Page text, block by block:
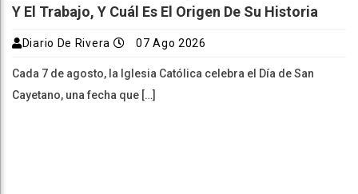
Y El Trabajo, Y Cuál Es El Origen De Su Historia
Diario De Rivera 07 Ago 2026
Cada 7 de agosto, la Iglesia Católica celebra el Día de San
Cayetano, una fecha que […]